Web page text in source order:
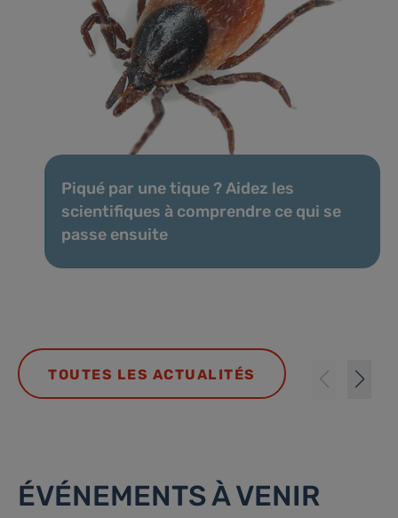
Piqué par une tique ? Aidez les
scientifiques à comprendre ce qui se
passe ensuite
TOUTES LES ACTUALITÉS
ÉVÉNEMENTS À VENIR